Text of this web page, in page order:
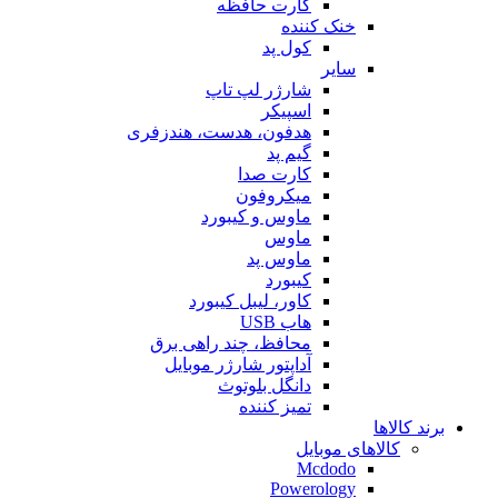
کارت حافظه
خنک کننده
کول پد
سایر
شارژر لپ تاپ
اسپیکر
هدفون، هدست، هندزفری
گیم پد
کارت صدا
میکروفون
ماوس و کیبورد
ماوس
ماوس پد
کیبورد
کاور، لیبل کیبورد
هاب USB
محافظ، چند راهی برق
آداپتور شارژر موبایل
دانگل بلوتوث
تمیز کننده
برند کالاها
کالاهای موبایل
Mcdodo
Powerology